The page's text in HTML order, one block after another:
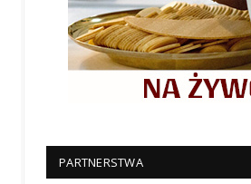
PARTNERSTWA